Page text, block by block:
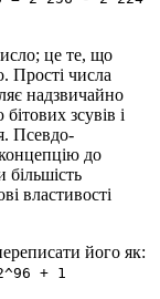
це те, що
Прості числа
надзвичайно
зсувів і
Псевдо-
до
більшість
властивості
його як:
+ 1